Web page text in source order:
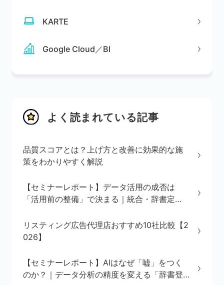
KARTE
Google Cloud／BI
よく読まれている記事
品質スコアとは？上げ方と改善に効果的な施
策をわかりやすく解説
【セミナーレポート】データ活用の成否は
「活用前の整備」で決まる｜統合・辞書定
リスティング広告代理店おすすめ10社比較【2
026】
【セミナーレポート】AIはなぜ「嘘」をつく
のか？｜データ分析の精度を変える「辞書登